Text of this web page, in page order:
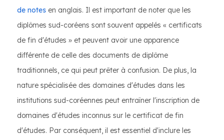
de notes en anglais. Il est important de noter que les
diplômes sud-coréens sont souvent appelés « certificats
de fin d'études » et peuvent avoir une apparence
différente de celle des documents de diplôme
traditionnels, ce qui peut prêter à confusion. De plus, la
nature spécialisée des domaines d'études dans les
institutions sud-coréennes peut entraîner l'inscription de
domaines d'études inconnus sur le certificat de fin
d'études. Par conséquent, il est essentiel d'inclure les